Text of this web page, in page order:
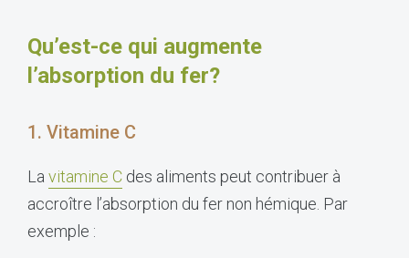
Qu’est-ce qui augmente
l’absorption du fer?
1. Vitamine C
La vitamine C des aliments peut contribuer à
accroître l’absorption du fer non hémique. Par
exemple :